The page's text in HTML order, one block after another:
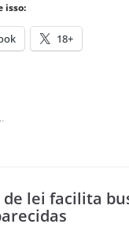
isso:
18+
lei facilita